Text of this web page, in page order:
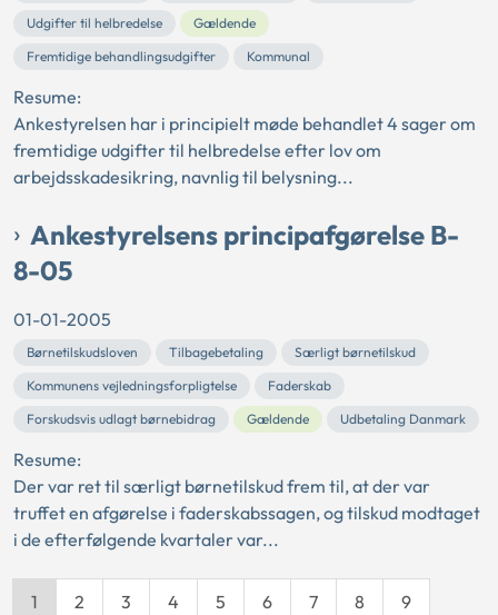
Udgifter til helbredelse
Gældende
Fremtidige behandlingsudgifter
Kommunal
Resume:
Ankestyrelsen har i principielt møde behandlet 4 sager om
fremtidige udgifter til helbredelse efter lov om
arbejdsskadesikring, navnlig til belysning...
Ankestyrelsens principafgørelse B-
8-05
01-01-2005
Børnetilskudsloven Tilbagebetaling
Særligt børnetilskud
Kommunens vejledningsforpligtelse
Faderskab
Forskudsvis udlagt børnebidrag
Gældende Udbetaling Danmark
Resume:
Der var ret til særligt børnetilskud frem til, at der var
truffet en afgørelse i faderskabssagen, og tilskud modtaget
i de efterfølgende kvartaler var...
1 2 3 4 5 6 7 8 9